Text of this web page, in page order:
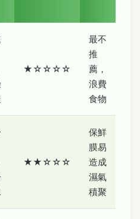
★☆☆☆☆
最不
推
薦，
浪費
食物
★★☆☆☆
保鮮
膜易
造成
濕氣
積聚